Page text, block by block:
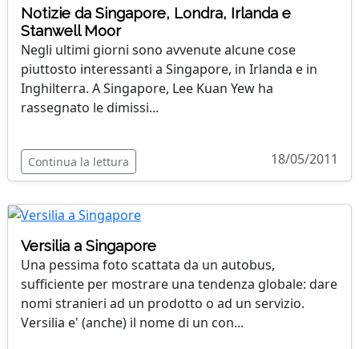
Notizie da Singapore, Londra, Irlanda e
Stanwell Moor
Negli ultimi giorni sono avvenute alcune cose
piuttosto interessanti a Singapore, in Irlanda e in
Inghilterra. A Singapore, Lee Kuan Yew ha
rassegnato le dimissi...
Continua la lettura 18/05/2011
Versilia a Singapore
Una pessima foto scattata da un autobus,
sufficiente per mostrare una tendenza globale: dare
nomi stranieri ad un prodotto o ad un servizio.
Versilia e' (anche) il nome di un con...